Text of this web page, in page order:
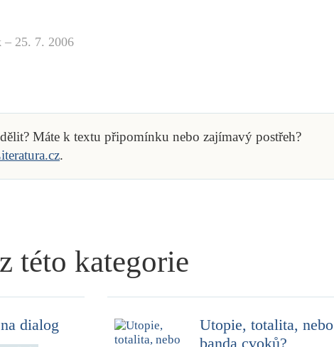
– 25. 7. 2006
Máte k textu připomínku nebo zajímavý postřeh?
.
této kategorie
dialog
Utopie, totalita, nebo
banda cvoků?